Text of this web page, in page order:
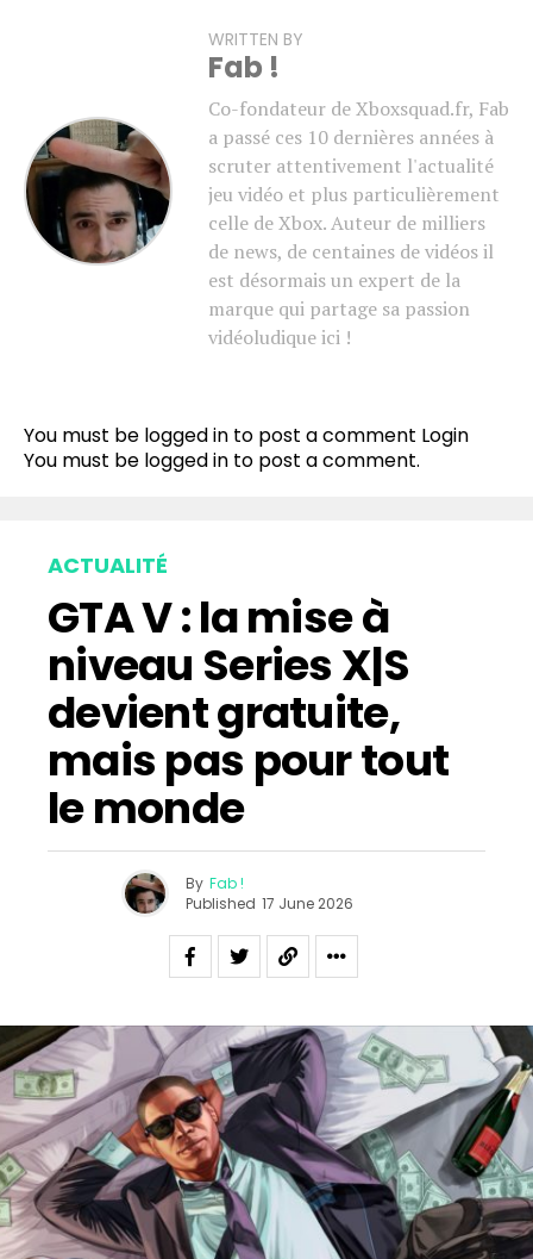
WRITTEN BY
Fab !
Co-fondateur de Xboxsquad.fr, Fab
a passé ces 10 dernières années à
scruter attentivement l'actualité
jeu vidéo et plus particulièrement
celle de Xbox. Auteur de milliers
de news, de centaines de vidéos il
est désormais un expert de la
marque qui partage sa passion
vidéoludique ici !
You must be logged in to post a comment Login
You must be logged in to post a comment.
ACTUALITÉ
GTA V : la mise à
niveau Series X|S
devient gratuite,
mais pas pour tout
le monde
By Fab !
Published 17 June 2026